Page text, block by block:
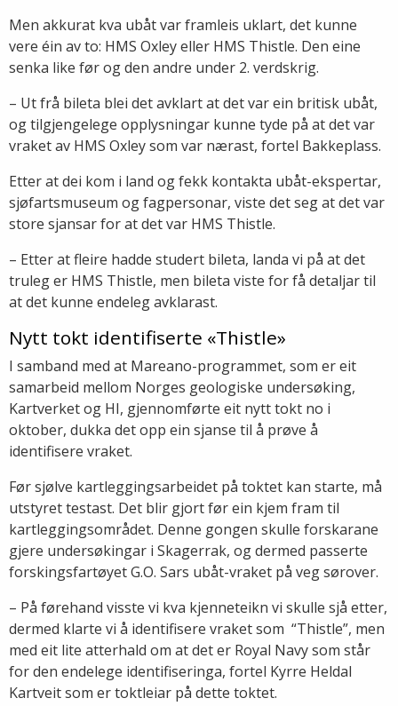
Men akkurat kva ubåt var framleis uklart, det kunne
vere éin av to: HMS Oxley eller HMS Thistle. Den eine
senka like før og den andre under 2. verdskrig.
– Ut frå bileta blei det avklart at det var ein britisk ubåt,
og tilgjengelege opplysningar kunne tyde på at det var
vraket av HMS Oxley som var nærast, fortel Bakkeplass.
Etter at dei kom i land og fekk kontakta ubåt-ekspertar,
sjøfartsmuseum og fagpersonar, viste det seg at det var
store sjansar for at det var HMS Thistle.
– Etter at fleire hadde studert bileta, landa vi på at det
truleg er HMS Thistle, men bileta viste for få detaljar til
at det kunne endeleg avklarast.
Nytt tokt identifiserte «Thistle»
I samband med at Mareano-programmet, som er eit
samarbeid mellom Norges geologiske undersøking,
Kartverket og HI, gjennomførte eit nytt tokt no i
oktober, dukka det opp ein sjanse til å prøve å
identifisere vraket.
Før sjølve kartleggingsarbeidet på toktet kan starte, må
utstyret testast. Det blir gjort før ein kjem fram til
kartleggingsområdet. Denne gongen skulle forskarane
gjere undersøkingar i Skagerrak, og dermed passerte
forskingsfartøyet G.O. Sars ubåt-vraket på veg sørover.
– På førehand visste vi kva kjenneteikn vi skulle sjå etter,
dermed klarte vi å identifisere vraket som “Thistle”, men
med eit lite atterhald om at det er Royal Navy som står
for den endelege identifiseringa, fortel Kyrre Heldal
Kartveit som er toktleiar på dette toktet.